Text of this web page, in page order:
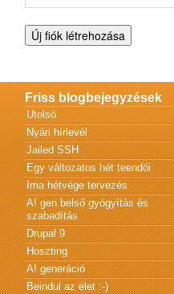
Friss blogbejegyzések
Utolsó
Nyári hírlevél
Jailed SSH
Egy változatos hét teendői
Ima hétvége tervezés
A! gen belső gyógyítás és
szabadítás
Drupal 9
Hoszting
A! generáció
Beindul az élet :-)